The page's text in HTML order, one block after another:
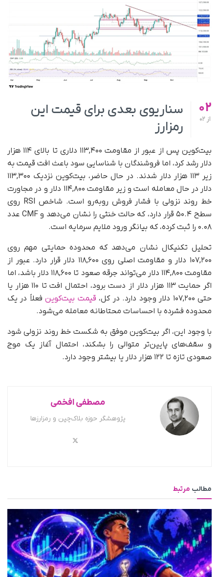
02
از
سناریوی بعدی برای قیمت این
رمزارز
بیت‌کوین پس از عبور از مقاومت ۱۱۳,۴۰۰ دلاری تا بالای ۱۱۴ هزار
دلار رشد کرد، اما فروشندگان با شناسایی سود باعث افت قیمت به
زیر ۱۱۳ هزار دلار شدند. در حال حاضر، بیت‌کوین نزدیک ۱۱۳,۳۰۰
دلار در حال معامله است و زیر مقاومت ۱۱۴,۸۰۰ دلار و در مجاورت
خط روند نزولی با فشار فروش روبه‌رو است. شاخص RSI روی
سطح ۵۰.۴ قرار دارد، که حالت خنثی را نشان می‌دهد و CMF عدد
۰.۰۸ را ثبت کرده، که بیانگر ورود ملایم سرمایه است.
تحلیل تکنیکال نشان می‌دهد که محدوده حمایتی مهم روی
۱۰۷,۲۰۰ دلار و مقاومت اصلی روی ۱۱۸,۶۰۰ دلار قرار دارد. عبور از
مقاومت ۱۱۴,۸۰۰ دلار می‌تواند جرقه صعود تا ۱۱۸,۶۰۰ دلار باشد، اما
اگر حمایت ۱۱۳ هزار دلار از دست برود، احتمال افت تا ۱۱۰ هزار یا
حتی ۱۰۷,۲۰۰ دلار وجود دارد. در کل،
قیمت بیت‌کوینفعلاً در یک
محدوده فشرده با احساسات محتاطانه معامله می‌شود.
با وجود این، اگر بیت‌کوین موفق به شکست خط روند نزولی شود
و سقف‌های پایین‌تر متوالی را بشکند، احتمال آغاز یک موج
صعودی تازه تا ۱۲۲ هزار دلار یا بیشتر وجود دارد.
مصطفی افخمی
پژوهشگر حوزه بلاک‌چین و رمزارزها
مطالب مرتبط